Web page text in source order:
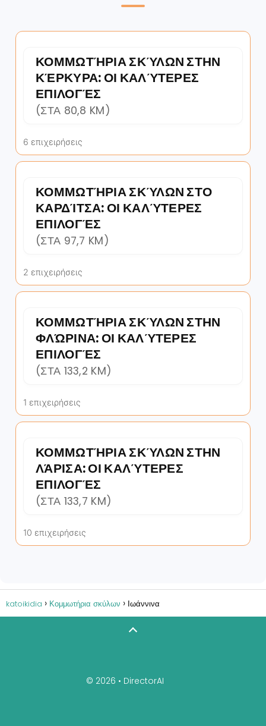
ΚΟΜΜΩΤΉΡΙΑ ΣΚΎΛΩΝ ΣΤΗΝ
ΚΈΡΚΥΡΑ: ΟΙ ΚΑΛΎΤΕΡΕΣ
ΕΠΙΛΟΓΈΣ
(ΣΤΑ 80,8 KM)
6 επιχειρήσεις
ΚΟΜΜΩΤΉΡΙΑ ΣΚΎΛΩΝ ΣΤΟ
ΚΑΡΔΊΤΣΑ: ΟΙ ΚΑΛΎΤΕΡΕΣ
ΕΠΙΛΟΓΈΣ
(ΣΤΑ 97,7 KM)
2 επιχειρήσεις
ΚΟΜΜΩΤΉΡΙΑ ΣΚΎΛΩΝ ΣΤΗΝ
ΦΛΏΡΙΝΑ: ΟΙ ΚΑΛΎΤΕΡΕΣ
ΕΠΙΛΟΓΈΣ
(ΣΤΑ 133,2 KM)
1 επιχειρήσεις
ΚΟΜΜΩΤΉΡΙΑ ΣΚΎΛΩΝ ΣΤΗΝ
ΛΆΡΙΣΑ: ΟΙ ΚΑΛΎΤΕΡΕΣ
ΕΠΙΛΟΓΈΣ
(ΣΤΑ 133,7 KM)
10 επιχειρήσεις
katoikidia Κομμωτήρια σκύλων Ιωάννινα
© 2026 • DirectorAI